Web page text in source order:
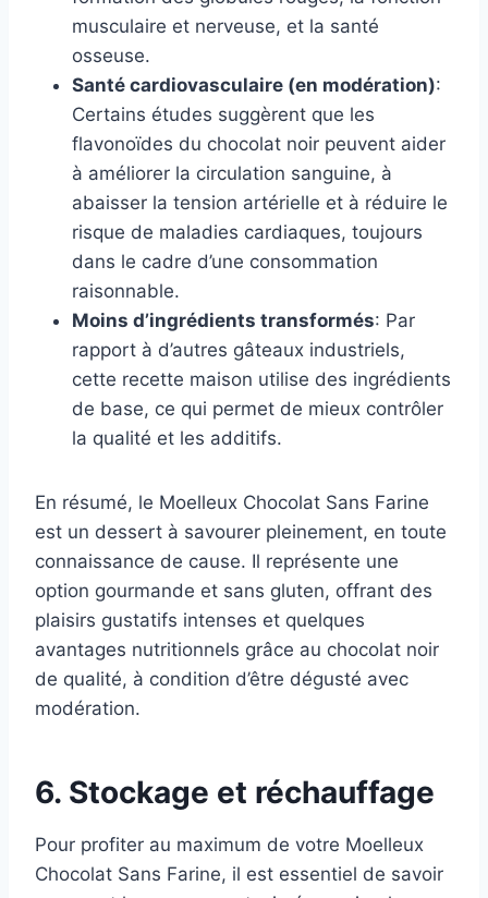
musculaire et nerveuse, et la santé
osseuse.
Santé cardiovasculaire (en modération):
Certains études suggèrent que les
flavonoïdes du chocolat noir peuvent aider
à améliorer la circulation sanguine, à
abaisser la tension artérielle et à réduire le
risque de maladies cardiaques, toujours
dans le cadre d’une consommation
raisonnable.
Moins d’ingrédients transformés: Par
rapport à d’autres gâteaux industriels,
cette recette maison utilise des ingrédients
de base, ce qui permet de mieux contrôler
la qualité et les additifs.
En résumé, le Moelleux Chocolat Sans Farine
est un dessert à savourer pleinement, en toute
connaissance de cause. Il représente une
option gourmande et sans gluten, offrant des
plaisirs gustatifs intenses et quelques
avantages nutritionnels grâce au chocolat noir
de qualité, à condition d’être dégusté avec
modération.
6. Stockage et réchauffage
Pour profiter au maximum de votre Moelleux
Chocolat Sans Farine, il est essentiel de savoir